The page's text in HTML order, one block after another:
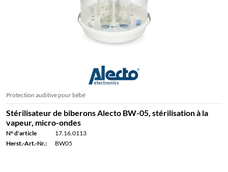
Protection auditive pour bébé
Stérilisateur de biberons Alecto BW-05, stérilisation à la
vapeur, micro-ondes
N° d'article
17.16.0113
Herst.-Art.-Nr.:
BW05